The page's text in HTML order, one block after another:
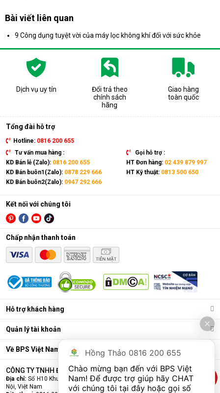
Bài viết liên quan
9 Công dụng tuyệt vời của máy lọc không khí đối với sức khỏe
Dịch vụ uy tín
Đổi trả theo
chính sách
hãng
Giao hàng
toàn quốc
Tổng đài hỗ trợ
Hotline: 0816 200 655
Tư vấn mua hàng :
KD Bán lẻ (Zalo): 0816 200 655
KD Bán buôn1(Zalo): 0878 229 666
KD Bán buôn2(Zalo): 0947 292 666
Gọi hỗ trợ :
HT Đơn hàng: 02 439 879 997
HT Kỹ thuật: 0813 500 650
Hỗ trợ khách hàng
Quản lý tài khoản
Về BPS Việt Nam
Kết nối với chúng tôi
Chấp nhận thanh toán
CÔNG TY TNHH ĐẦU TƯ VÀ THƯƠNG MẠI BPS VIỆT NAM
Địa chỉ: Số H10 Khu đấu giá Ngô Thì Nhậm, Phường Hà Đông, Thành phố Hà
Nội, Việt Nam
Hồng Thảo 0816 200 655
Chào mừng bạn đến với BPS Việt
Nam! Để được trợ giúp hãy CHAT